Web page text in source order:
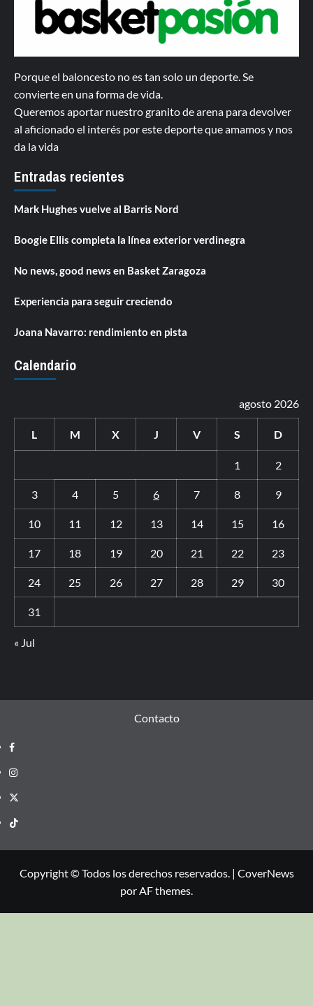
Porque el baloncesto no es tan solo un deporte. Se
convierte en una forma de vida.
Queremos aportar nuestro granito de arena para devolver
al aficionado el interés por este deporte que amamos y nos
da la vida
Entradas recientes
Mark Hughes vuelve al Barris Nord
Boogie Ellis completa la línea exterior verdinegra
No news, good news en Basket Zaragoza
Experiencia para seguir creciendo
Joana Navarro: rendimiento en pista
Calendario
agosto 2026
L M X J V S D
1 2
3 4 5 6 7 8 9
10 11 12 13 14 15 16
17 18 19 20 21 22 23
24 25 26 27 28 29 30
31
« Jul
Contacto
Copyright © Todos los derechos reservados. | CoverNews
por AF themes.